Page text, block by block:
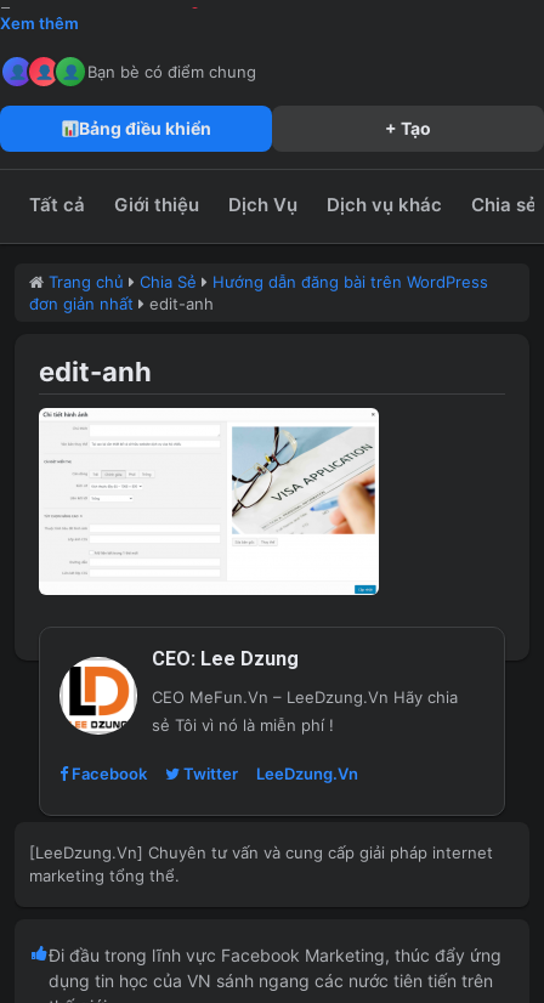
🖥 Agency truyền thông
leedzung.vn
Xem thêm
Bạn bè có điểm chung
Bảng điều khiển + Tạo
Tất cả Giới thiệu Dịch Vụ Dịch vụ khác Chia sẻ
Trang chủ Chia Sẻ
Hướng dẫn đăng bài trên WordPress
đơn giản nhất
edit-anh
edit-anh
CEO: Lee Dzung
CEO MeFun.Vn – LeeDzung.Vn Hãy chia
sẻ Tôi vì nó là miễn phí !
Facebook Twitter LeeDzung.Vn
[LeeDzung.Vn] Chuyên tư vấn và cung cấp giải pháp internet
marketing tổng thể.
Đi đầu trong lĩnh vực Facebook Marketing, thúc đẩy ứng
dụng tin học của VN sánh ngang các nước tiên tiến trên